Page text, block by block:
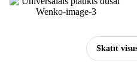
Skatīt